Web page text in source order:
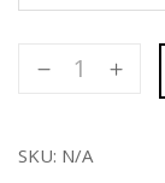
quantité
Rond
SKU: N/A